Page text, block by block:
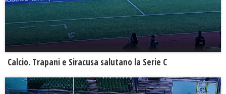
Calcio. Trapani e Siracusa salutano la Serie C